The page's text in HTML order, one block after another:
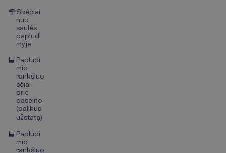
Skėčiai
nuo
saulės
paplūdi
myje
Paplūdi
mio
rankšluo
sčiai
prie
baseino
(palikus
užstatą)
Paplūdi
mio
rankšluo